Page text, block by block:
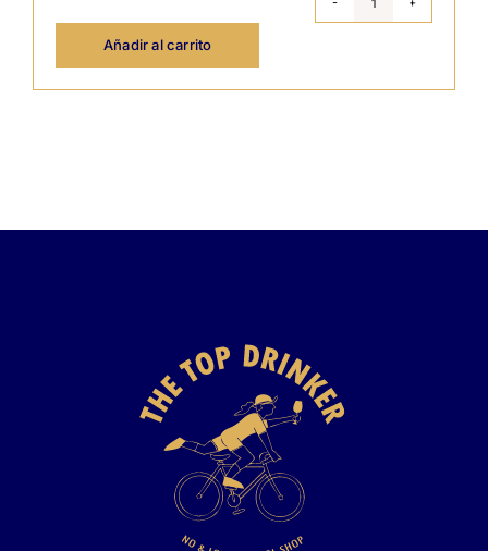
Disfrutando'0
-
Añadir al carrito